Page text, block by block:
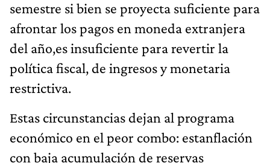
semestre si bien se proyecta suficiente para
afrontar los pagos en moneda extranjera
del año,es insuficiente para revertir la
política fiscal, de ingresos y monetaria
restrictiva.
Estas circunstancias dejan al programa
económico en el peor combo: estanflación
con baja acumulación de reservas